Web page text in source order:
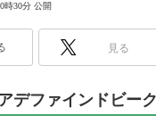
この10年
製品分解
時30分 公開
見る
デファインドビー